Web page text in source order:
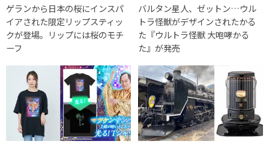
ゲランから日本の桜にインスパ
イアされた限定リップスティッ
クが登場。リップには桜のモチ
ーフ
バルタン星人、ゼットン…ウル
トラ怪獣がデザインされたかる
た『ウルトラ怪獣 大咆哮かる
た』が発売